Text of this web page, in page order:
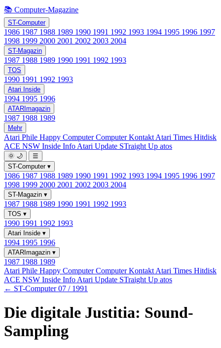
📚 Computer-Magazine
ST-Computer
1986 1987 1988 1989 1990 1991 1992 1993 1994 1995 1996 1997
1998 1999 2000 2001 2002 2003 2004
ST-Magazin
1987 1988 1989 1990 1991 1992 1993
TOS
1990 1991 1992 1993
Atari Inside
1994 1995 1996
ATARImagazin
1987 1988 1989
Mehr
Atari Phile Happy ComputerComputer Kontakt Atari Times Hitdisk
ACE NSW Inside Info Atari Update STraight Up atos
🌞 🌙
☰
ST-Computer ▾
1986 1987 1988 1989 1990 1991 1992 1993 1994 1995 1996 1997
1998 1999 2000 2001 2002 2003 2004
ST-Magazin ▾
1987 1988 1989 1990 1991 1992 1993
TOS ▾
1990 1991 1992 1993
Atari Inside ▾
1994 1995 1996
ATARImagazin ▾
1987 1988 1989
Atari Phile Happy ComputerComputer Kontakt Atari Times Hitdisk
ACE NSW Inside Info Atari Update STraight Up atos
← ST-Computer 07 / 1991
Die digitale Justitia: Sound-
Sampling